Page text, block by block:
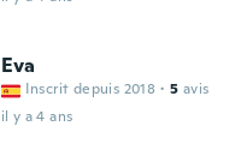
Eva
Inscrit depuis 2018 · 5 avis
il y a 4 ans